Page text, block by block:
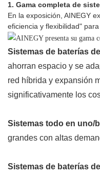
1. Gama completa de
En la exposición, AINEGY
eficiencia y flexibilidad"
Sistemas de baterías
ahorran espacio y se
red híbrida y expansión
significativamente los
Sistemas todo en uno/
grandes con altas
Sistemas de baterías